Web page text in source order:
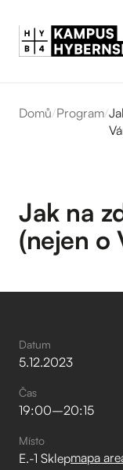
Domů/Program/
Jak na
(nejen o
Datum
5.12.2023
Čas
19:00–⁠20:15
Místo
E.-1 Sklepmapa